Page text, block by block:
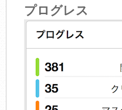
プログレス